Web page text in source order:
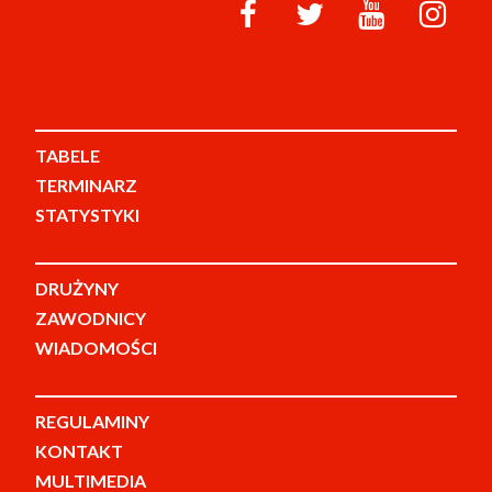
TABELE
TERMINARZ
STATYSTYKI
DRUŻYNY
ZAWODNICY
WIADOMOŚCI
REGULAMINY
KONTAKT
MULTIMEDIA